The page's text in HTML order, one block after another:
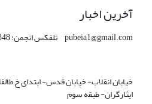
آخرین اخبار
pubeia1@gmail.com تلفکس انجمن: 66950848- 021
ایثارگران- طبقه سوم